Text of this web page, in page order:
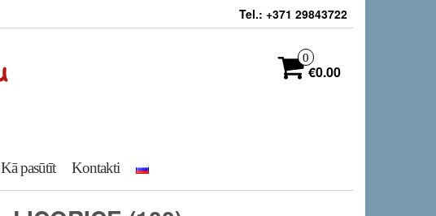
Tel.: +371 29843722
0
€0.00
Kā pasūtīt Kontakti